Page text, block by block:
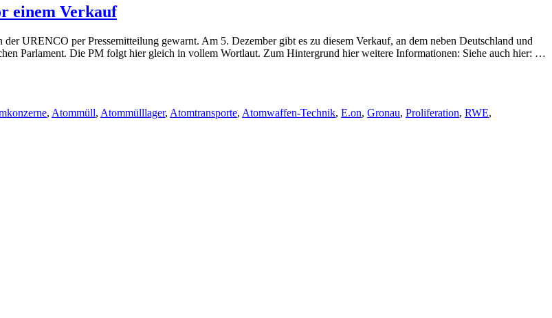
einem Verkauf
URENCO per Pressemitteilung gewarnt. Am 5. Dezember gibt es zu diesem Verkauf, an dem neben Deutschland und
Parlament. Die PM folgt hier gleich in vollem Wortlaut. Zum Hintergrund hier weitere Informationen: Siehe auch hier: …
, Atommüll, Atommülllager, Atomtransporte, Atomwaffen-Technik, E.on, Gronau, Proliferation, RWE,